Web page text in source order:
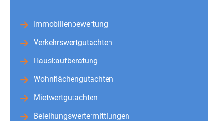
Immobilienbewertung
Verkehrswertgutachten
Hauskaufberatung
Wohnflächengutachten
Mietwertgutachten
Beleihungswertermittlungen